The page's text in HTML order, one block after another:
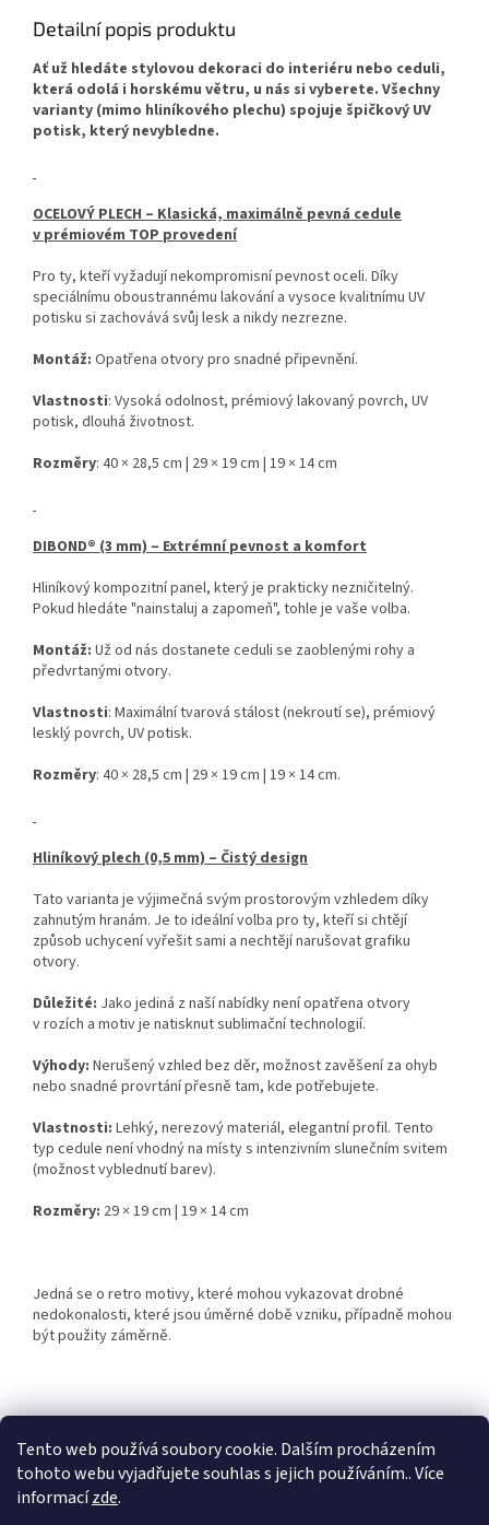
Tento web používá soubory cookie. Dalším procházením
tohoto webu vyjadřujete souhlas s jejich používáním.. Více
informacízde.
Detailní popis produktu
Ať už hledáte stylovou dekoraci do interiéru nebo ceduli,
která odolá i horskému větru, u nás si vyberete. Všechny
varianty (mimo hliníkového plechu) spojuje špičkový UV
potisk, který nevybledne.
OCELOVÝ PLECH – Klasická, maximálně pevná cedule
v prémiovém TOP provedení
Pro ty, kteří vyžadují nekompromisní pevnost oceli. Díky
speciálnímu oboustrannému lakování a vysoce kvalitnímu UV
potisku si zachovává svůj lesk a nikdy nezrezne.
Montáž: Opatřena otvory pro snadné připevnění.
Vlastnosti: Vysoká odolnost, prémiový lakovaný povrch, UV
potisk, dlouhá životnost.
Rozměry: 40 × 28,5 cm | 29 × 19 cm | 19 × 14 cm
DIBOND® (3 mm) – Extrémní pevnost a komfort
Hliníkový kompozitní panel, který je prakticky nezničitelný.
Pokud hledáte "nainstaluj a zapomeň", tohle je vaše volba.
Montáž: Už od nás dostanete ceduli se zaoblenými rohy a
předvrtanými otvory.
Vlastnosti: Maximální tvarová stálost (nekroutí se), prémiový
lesklý povrch, UV potisk.
Rozměry: 40 × 28,5 cm | 29 × 19 cm | 19 × 14 cm.
Hliníkový plech (0,5 mm) – Čistý design
Tato varianta je výjimečná svým prostorovým vzhledem díky
zahnutým hranám. Je to ideální volba pro ty, kteří si chtějí
způsob uchycení vyřešit sami a nechtějí narušovat grafiku
otvory.
Důležité: Jako jediná z naší nabídky není opatřena otvory
v rozích a motiv je natisknut sublimační technologií.
Výhody: Nerušený vzhled bez děr, možnost zavěšení za ohyb
nebo snadné provrtání přesně tam, kde potřebujete.
Vlastnosti: Lehký, nerezový materiál, elegantní profil. Tento
typ cedule není vhodný na místy s intenzivním slunečním svitem
(možnost vyblednutí barev).
Rozměry: 29 × 19 cm | 19 × 14 cm
Jedná se o retro motivy, které mohou vykazovat drobné
nedokonalosti, které jsou úměrné době vzniku, případně mohou
být použity záměrně.
Z
Retro-Darky.cz Krowki.cz